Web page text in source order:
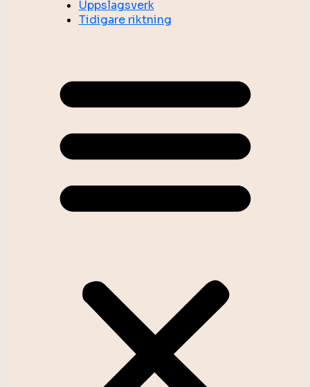
Uppslagsverk
Tidigare riktning